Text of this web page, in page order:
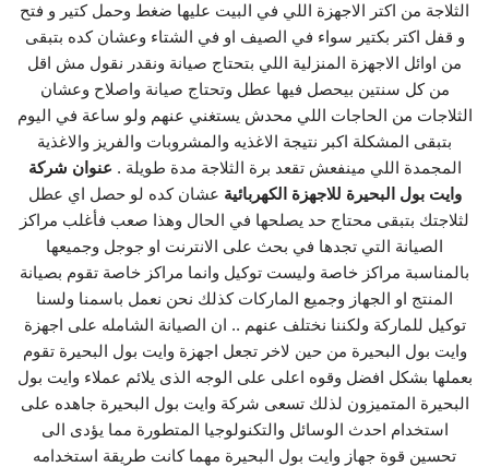
الثلاجة من اكتر الاجهزة اللي في البيت عليها ضغط وحمل كتير و فتح
و قفل اكتر بكتير سواء في الصيف او في الشتاء وعشان كده بتبقى
من اوائل الاجهزة المنزلية اللي بتحتاج صيانة ونقدر نقول مش اقل
من كل سنتين بيحصل فيها عطل وتحتاج صيانة واصلاح وعشان
الثلاجات من الحاجات اللي محدش يستغني عنهم ولو ساعة في اليوم
بتبقى المشكلة اكبر نتيجة الاغذيه والمشروبات والفريز والاغذية
المجمدة اللي مينفعش تقعد برة الثلاجة مدة طويلة . عنوان شركة
وايت بول البحيرة للاجهزة الكهربائية عشان كده لو حصل اي عطل
لثلاجتك بتبقى محتاج حد يصلحها في الحال وهذا صعب فأغلب مراكز
الصيانة التي تجدها في بحث على الانترنت او جوجل وجميعها
بالمناسبة مراكز خاصة وليست توكيل وانما مراكز خاصة تقوم بصيانة
المنتج او الجهاز وجميع الماركات كذلك نحن نعمل باسمنا ولسنا
توكيل للماركة ولكننا نختلف عنهم .. ان الصيانة الشامله على اجهزة
وايت بول البحيرة من حين لاخر تجعل اجهزة وايت بول البحيرة تقوم
بعملها بشكل افضل وقوه اعلى على الوجه الذى يلائم عملاء وايت بول
البحيرة المتميزون لذلك تسعى شركة وايت بول البحيرة جاهده على
استخدام احدث الوسائل والتكنولوجيا المتطورة مما يؤدى الى
تحسين قوة جهاز وايت بول البحيرة مهما كانت طريقة استخدامه